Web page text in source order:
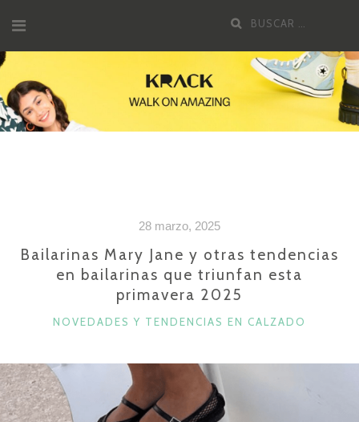
contenido
Buscar
28 marzo, 2025
Bailarinas Mary Jane y otras tendencias
en bailarinas que triunfan esta
primavera 2025
CATEGORÍAS
NOVEDADES Y TENDENCIAS EN CALZADO